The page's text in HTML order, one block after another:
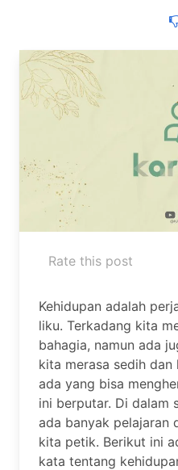
Rate this post
Kehidupan adalah
liku. Terkadang kita
bahagia, namun ada
kita merasa sedih
ada yang bisa
ini berputar. Di dalam
ada banyak pelajaran
kita petik. Berikut ini
kata tentang